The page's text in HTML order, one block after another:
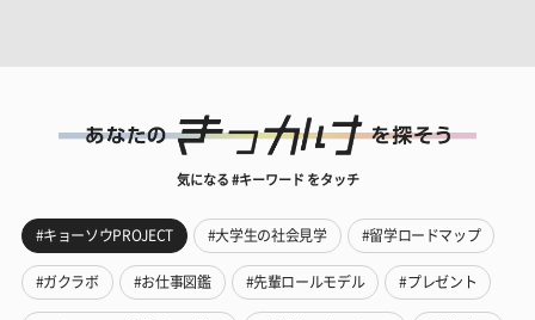
気になる #キーワード をタッチ
#キョーソウPROJECT #大学生の社会見学 #留学ロードマップ
#ガクラボ #お仕事図鑑 #先輩ロールモデル #プレゼント